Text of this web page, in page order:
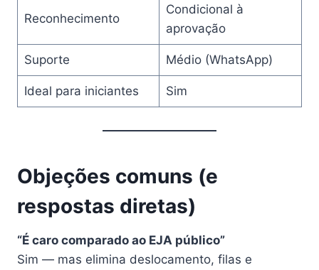
Reconhecimento
Condicional à
aprovação
Suporte Médio (WhatsApp)
Ideal para iniciantes Sim
Objeções comuns (e
respostas diretas)
“É caro comparado ao EJA público”
Sim — mas elimina deslocamento, filas e